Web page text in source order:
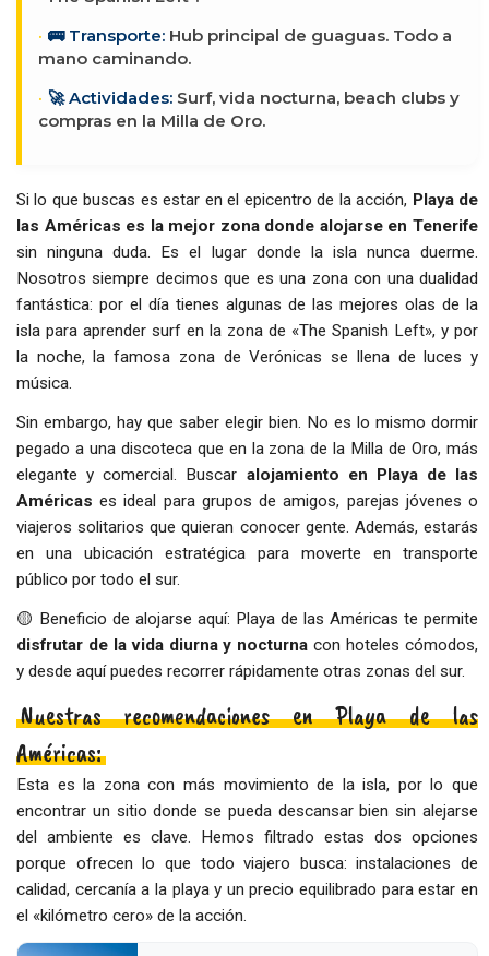
🚌 Transporte: Hub principal de guaguas. Todo a
mano caminando.
🚀 Actividades: Surf, vida nocturna, beach clubs y
compras en la Milla de Oro.
Si lo que buscas es estar en el epicentro de la acción, Playa de
las Américas es la mejor zona donde alojarse en Tenerife
sin ninguna duda. Es el lugar donde la isla nunca duerme.
Nosotros siempre decimos que es una zona con una dualidad
fantástica: por el día tienes algunas de las mejores olas de la
isla para aprender surf en la zona de «The Spanish Left», y por
la noche, la famosa zona de Verónicas se llena de luces y
música.
Sin embargo, hay que saber elegir bien. No es lo mismo dormir
pegado a una discoteca que en la zona de la Milla de Oro, más
elegante y comercial. Buscar alojamiento en Playa de las
Américas es ideal para grupos de amigos, parejas jóvenes o
viajeros solitarios que quieran conocer gente. Además, estarás
en una ubicación estratégica para moverte en transporte
público por todo el sur.
🟡 Beneficio de alojarse aquí: Playa de las Américas te permite
disfrutar de la vida diurna y nocturna con hoteles cómodos,
y desde aquí puedes recorrer rápidamente otras zonas del sur.
Nuestras recomendaciones en Playa de las
Américas:
Esta es la zona con más movimiento de la isla, por lo que
encontrar un sitio donde se pueda descansar bien sin alejarse
del ambiente es clave. Hemos filtrado estas dos opciones
porque ofrecen lo que todo viajero busca: instalaciones de
calidad, cercanía a la playa y un precio equilibrado para estar en
el «kilómetro cero» de la acción.